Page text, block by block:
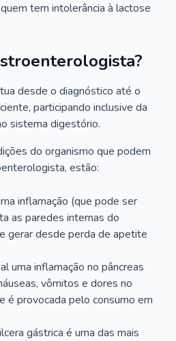
tem intolerância à lactose
desde o diagnóstico até o
participando inclusive da
sistema digestório.
do organismo que podem
estão:
inflamação (que pode ser
as paredes internas do
gerar desde perda de apetite
uma inflamação no pâncreas
vômitos e dores no
é provocada pelo consumo em
gástrica é uma das mais